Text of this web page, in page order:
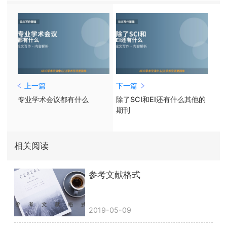
上一篇
专业学术会议都有什么
下一篇
除了SCI和EI还有什么其他的
期刊
相关阅读
参考文献格式
2019-05-09